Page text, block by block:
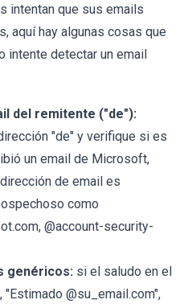
intentan que sus emails
aquí hay algunas cosas que
intente detectar un email
del remitente ("de"):
"de" y verifique si es
un email de Microsoft,
de email es
como
@account-security-
genéricos: si el saludo en el
@su_email.com",